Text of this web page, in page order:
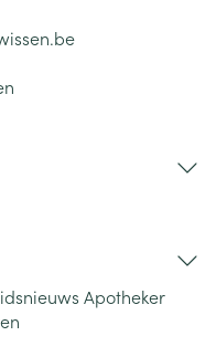
Apotheker